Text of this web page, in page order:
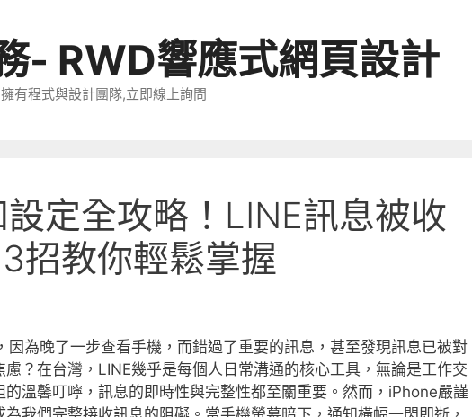
- RWD響應式網頁設計
有程式與設計團隊,立即線上詢問
定全攻略！LINE訊息被收
招教你輕鬆掌握
因為晚了一步查看手機，而錯過了重要的訊息，甚至發現訊息已被對
？在台灣，LINE幾乎是每個人日常溝通的核心工具，無論是工作交
溫馨叮嚀，訊息的即時性與完整性都至關重要。然而，iPhone嚴謹